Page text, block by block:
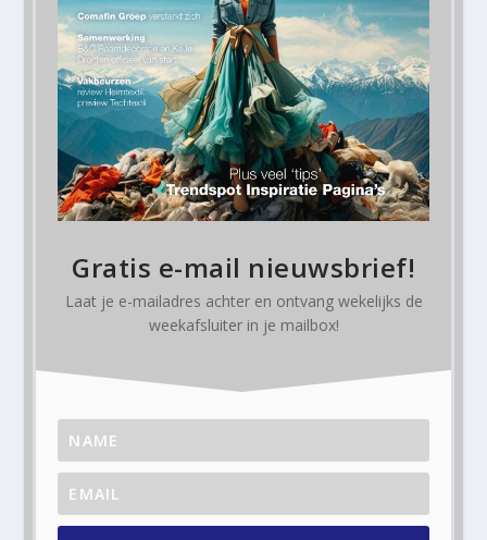
Gratis e-mail nieuwsbrief!
Laat je e-mailadres achter en ontvang wekelijks de
weekafsluiter in je mailbox!